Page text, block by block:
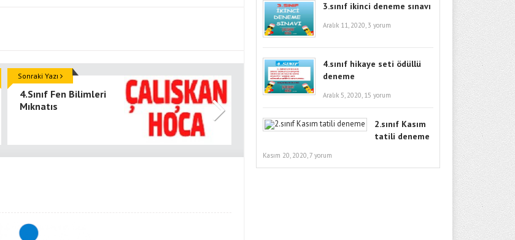
4.Sınıf Fen Bilimleri
Mıknatıs
Sonraki Yazı
3.sınıf ikinci deneme sınavı
Aralık 11, 2020, 3 yorum
4.sınıf hikaye seti ödüllü
deneme
Aralık 5, 2020, 15 yorum
2.sınıf Kasım
tatili deneme
Kasım 20, 2020,7 yorum